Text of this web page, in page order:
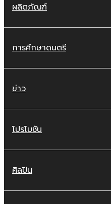
ผลิตภัณฑ์
การศึกษาดนตรี
ข่าว
โปรโมชัน
ศิลปิน